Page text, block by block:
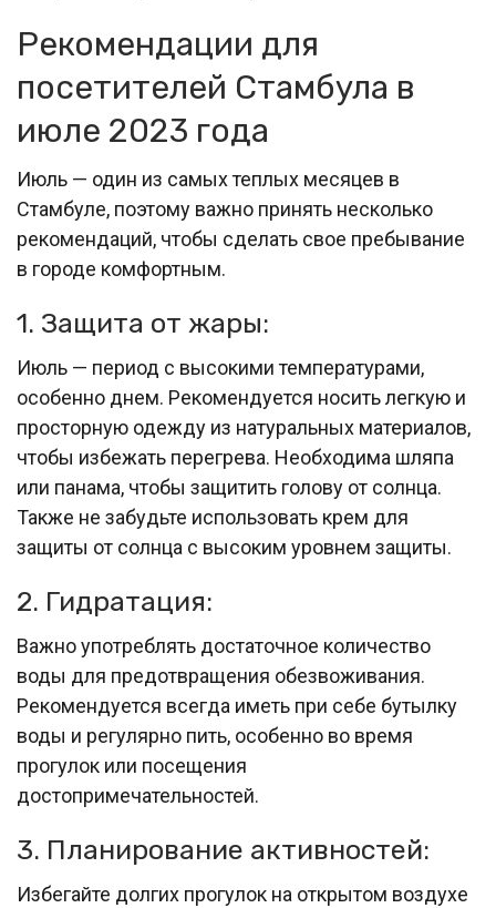
Рекомендации для
посетителей Стамбула в
июле 2023 года
Июль — один из самых теплых месяцев в
Стамбуле, поэтому важно принять несколько
рекомендаций, чтобы сделать свое пребывание
в городе комфортным.
1. Защита от жары:
Июль — период с высокими температурами,
особенно днем. Рекомендуется носить легкую и
просторную одежду из натуральных материалов,
чтобы избежать перегрева. Необходима шляпа
или панама, чтобы защитить голову от солнца.
Также не забудьте использовать крем для
защиты от солнца с высоким уровнем защиты.
2. Гидратация:
Важно употреблять достаточное количество
воды для предотвращения обезвоживания.
Рекомендуется всегда иметь при себе бутылку
воды и регулярно пить, особенно во время
прогулок или посещения
достопримечательностей.
3. Планирование активностей:
Избегайте долгих прогулок на открытом воздухе